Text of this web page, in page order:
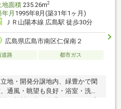
地面積235.26m2
年月 1995年8月(築31年1ヶ月)
ＪＲ山陽本線 広島駅 徒歩30分
広島県広島市南区仁保南２
道路
都市ガス
地・開発分譲地内、緑豊かで閑
通風・眺望も良好・浴室・洗面